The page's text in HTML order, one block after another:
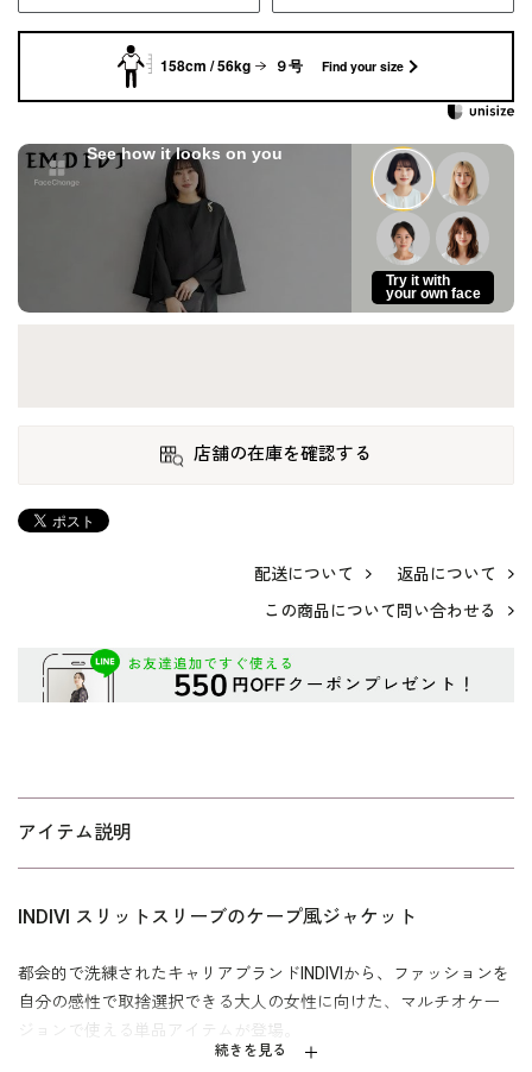
158cm / 56kg ９号 Find your size
See how it looks on you
Try it with
your own face
店舗の在庫を確認する
配送について
返品について
この商品について問い合わせる
アイテム説明
続きを見る
INDIVI スリットスリーブのケープ風ジャケット
都会的で洗練されたキャリアブランドINDIVIから、ファッションを
自分の感性で取捨選択できる大人の女性に向けた、マルチオケー
ジョンで使える単品アイテムが登場。